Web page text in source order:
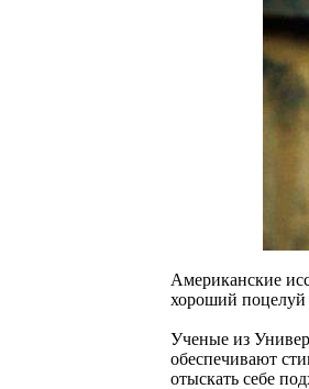
Американские
хороший поцелуй
Ученые из
обеспечивают
отыскать себе